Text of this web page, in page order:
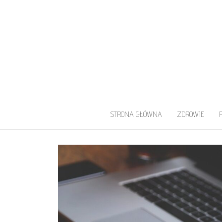
STRONA GŁÓWNA ZDROWIE